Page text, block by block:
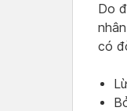
Do
có